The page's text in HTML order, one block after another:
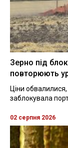
Зерно під
повторюють
Ціни
заблокувала
02 серпня 2026